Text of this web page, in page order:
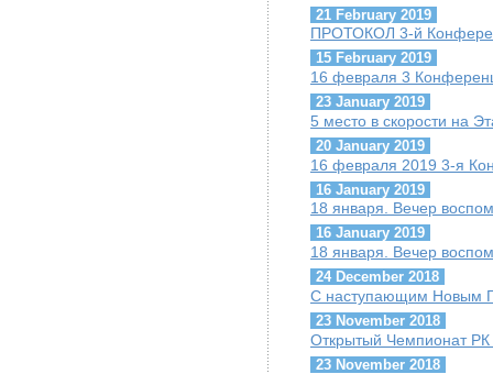
21 February 2019
ПРОТОКОЛ 3-й
15 February 2019
16 февраля 3
23 January 2019
5 место в скорости на
20 January 2019
16 февраля 2019 3-я
16 January 2019
18 января. Вечер
16 January 2019
18 января. Вечер
24 December 2018
С наступающим Новым
23 November 2018
Открытый Чемпионат РК
23 November 2018